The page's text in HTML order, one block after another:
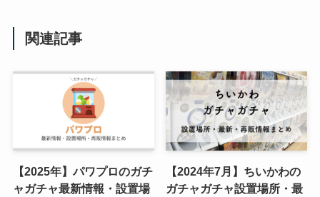
関連記事
【2025年】パワプロのガチ
ャガチャ最新情報・設置場
【2024年7月】ちいかわの
ガチャガチャ設置場所・最